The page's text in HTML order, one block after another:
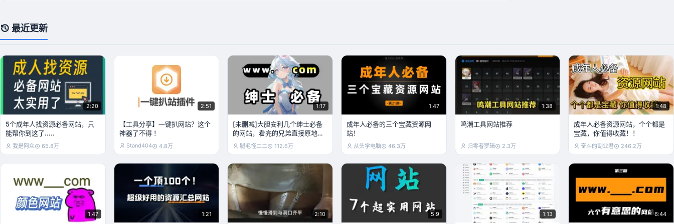
33:42 挽风丶Sama 1784万
最近更新
2:20
5个成年人找资源必备网站，只
能帮你到这了.....
我是阿众 65.8万
2:51
【工具分享】一键扒网站？这个
神器了不得 ！
Stand404 4.8万
1:17
[未删减]大胆安利几个绅士必备
的网站，看完的兄弟直接原地飞
升 腿毛怪二二 112.6万
1:47
成年人必备的三个宝藏资源网
站！
从头学电脑 46.3万
1:38
鸣潮工具网站推荐
归零者罗辑 2.3万
1:48
成年人必备资源网站，个个都是
宝藏，你值得收藏！！
奋斗的副业君 246.2万
1:47 1:21 2:10 5:9 1:13 6:44